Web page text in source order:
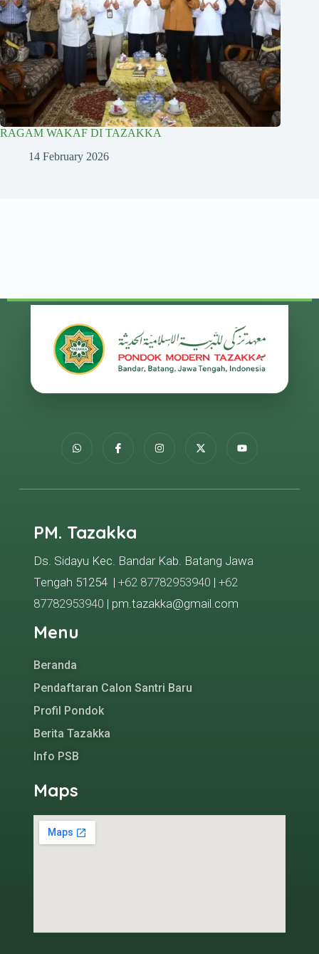
RAGAM WAKAF DI TAZAKKA
14 February 2026
PM. Tazakka
Ds. Sidayu Kec. Bandar Kab. Batang Jawa
Tengah 51254 | +62 87782953940 | +62
87782953940 | pm.tazakka@gmail.com
Menu
Beranda
Pendaftaran Calon Santri Baru
Profil Pondok
Berita Tazakka
Info PSB
Maps